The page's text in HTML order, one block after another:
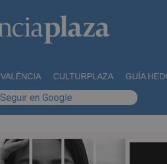
VALÈNCIA CULTURPLAZA GUÍA
en Google